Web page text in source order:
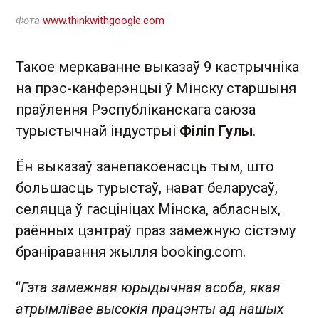
Фота www.thinkwithgoogle.com
Такое меркаванне выказаў 9 кастрычніка
на прэс-канферэнцыі ў Мінску старшыня
праўлення Рэспубліканскага саюза
турыстычнай індустрыі Філіп Гулы.
Ён выказаў занепакоенасць тым, што
большасць турыстаў, нават беларусаў,
селяцца ў гасцініцах Мінска, абласных,
раённых цэнтраў праз замежную сістэму
браніравання жылля booking.com.
“Гэта замежная юрыдычная асоба, якая
атрымлівае высокія працэнты ад нашых